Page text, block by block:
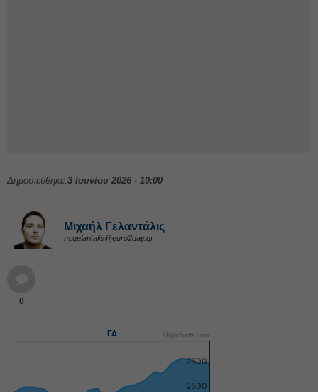
Δημοσιεύθηκε:3 Ιουνίου 2026 - 10:00
Μιχαήλ Γελαντάλις
m.gelantalis@euro2day.gr
0
ΓΔ
2500
2600
Highcharts.com